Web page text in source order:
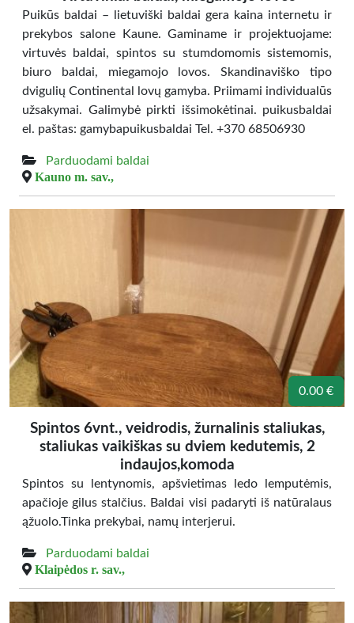
Puikūs baldai – lietuviški baldai gera kaina internetu ir
prekybos salone Kaune. Gaminame ir projektuojame:
virtuvės baldai, spintos su stumdomomis sistemomis,
biuro baldai, miegamojo lovos. Skandinaviško tipo
dvigulių Continental lovų gamyba. Priimami individualūs
užsakymai. Galimybė pirkti išsimokėtinai. puikusbaldai
el. paštas: gamybapuikusbaldai Tel. +370 68506930
Parduodami baldai
Kauno m. sav.,
0.00 €
Spintos 6vnt., veidrodis, žurnalinis staliukas,
staliukas vaikiškas su dviem kedutemis, 2
indaujos,komoda
Spintos su lentynomis, apšvietimas ledo lemputėmis,
apačioje gilus stalčius. Baldai visi padaryti iš natūralaus
ąžuolo.Tinka prekybai, namų interjerui.
Parduodami baldai
Klaipėdos r. sav.,